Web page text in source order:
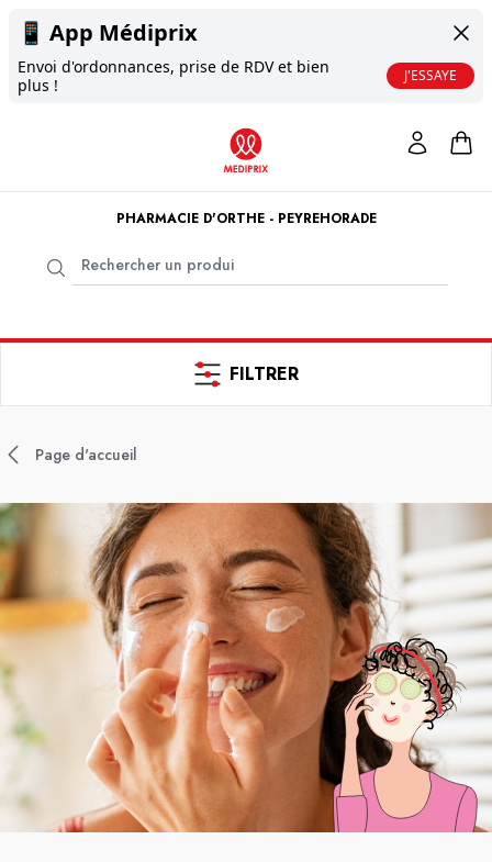
📱 App Médiprix
Envoi d'ordonnances, prise de RDV et bien
plus !
J'ESSAYE
PHARMACIE D'ORTHE - PEYREHORADE
FILTRER
Page d'accueil